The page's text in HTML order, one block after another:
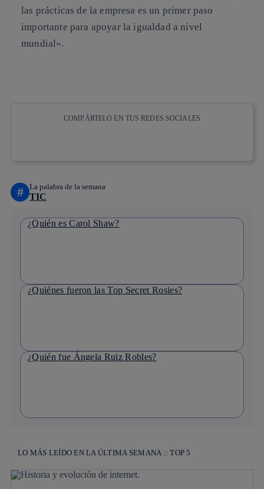
las prácticas de la empresa es un primer paso
importante para apoyar la igualdad a nivel
mundial».
COMPÁRTELO EN TUS REDES SOCIALES
# La palabra de la semana
TIC
¿Quién es Carol Shaw?
¿Quiénes fueron las Top Secret Rosies?
¿Quién fue Ángela Ruiz Robles?
LO MÁS LEÍDO EN LA ÚLTIMA SEMANA :: TOP 5